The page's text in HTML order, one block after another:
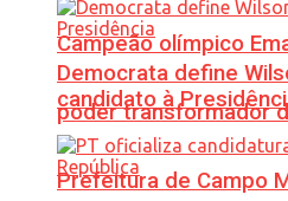
Campeão olímpico
poder transformador
Prefeitura de Campo
Democrata define
candidato à